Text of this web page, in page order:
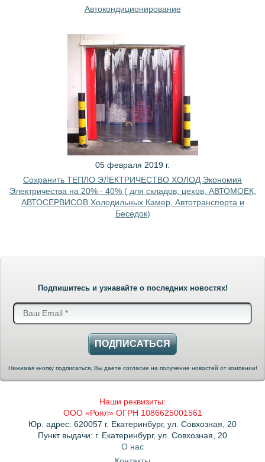
Автокондиционирование
05 февраля 2019 г.
Сохранить ТЕПЛО ЭЛЕКТРИЧЕСТВО ХОЛОД Экономия
Электричества на 20% - 40% ( для складов, цехов, АВТОМОЕК,
АВТОСЕРВИСОВ Холодильных Камер, Автотранспорта и
Беседок)
Подпишитесь и узнавайте о последних новостях!
ПОДПИСАТЬСЯ
Нажимая кнопку подписаться, Вы даете согласие на получение новостей от компании!
Наши реквизиты:
ООО «Роял» ОГРН 1086625001561
Юр. адрес: 620057 г. Екатеринбург, ул. Совхозная, 20
Пункт выдачи: г. Екатеринбург, ул. Совхозная, 20
О нас